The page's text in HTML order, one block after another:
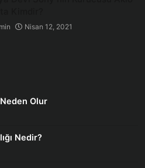
Nisan 12, 2021
Olur
Nedir?